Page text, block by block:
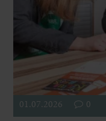
01.07.2026 0